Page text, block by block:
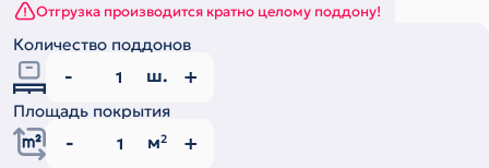
Отгрузка производится кратно целому поддону!
Количество поддонов
ш.
Площадь покрытия
м2